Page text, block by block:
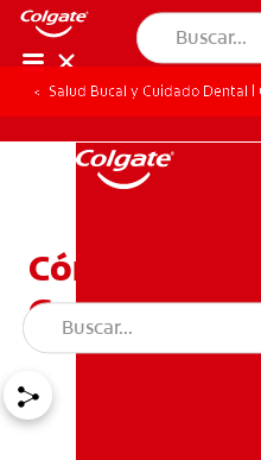
Salud Bucal y Cuidado Dental
Cómo Aliviar
Garganta